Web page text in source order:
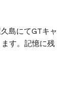
島にてGTキャ
す。記憶に残